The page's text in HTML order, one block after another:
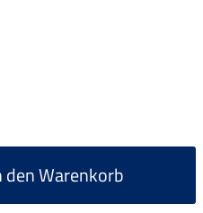
den Warenkorb